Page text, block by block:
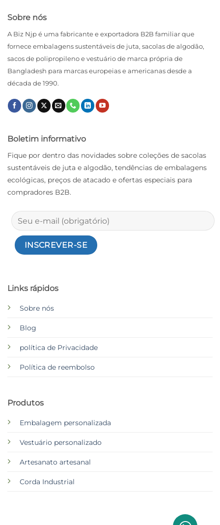
Sobre nós
A Biz Njp é uma fabricante e exportadora B2B familiar que
fornece embalagens sustentáveis ​​de juta, sacolas de algodão,
sacos de polipropileno e vestuário de marca própria de
Bangladesh para marcas europeias e americanas desde a
década de 1990.
Links rápidos
Sobre nós
Blog
política de Privacidade
Política de reembolso
Produtos
Embalagem personalizada
Vestuário personalizado
Artesanato artesanal
Corda Industrial
Boletim informativo
Fique por dentro das novidades sobre coleções de sacolas
sustentáveis ​​de juta e algodão, tendências de embalagens
ecológicas, preços de atacado e ofertas especiais para
compradores B2B.